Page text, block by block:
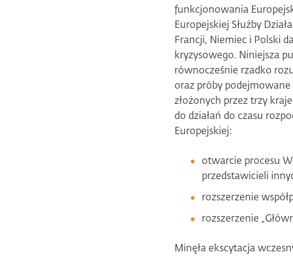
funkcjonowania
Europejskiej Służby
Francji, Niemiec i Polski
kryzysowego. Niniejsza
równocześnie rzadko
oraz próby podejmowane
złożonych przez trzy
do działań do czasu
Europejskiej:
otwarcie procesu
przedstawicieli
rozszerzenie
rozszerzenie
Minęła ekscytacja